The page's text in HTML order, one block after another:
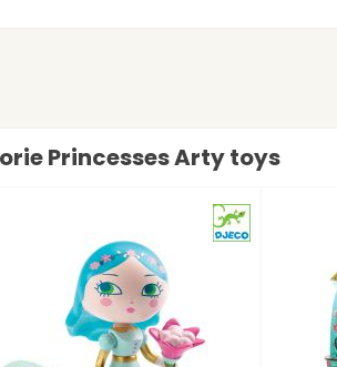
Princesses Arty toys